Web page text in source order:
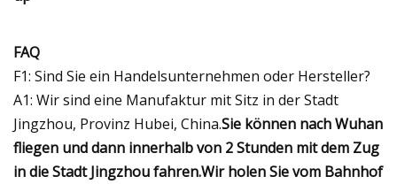
FAQ
F1: Sind Sie ein Handelsunternehmen oder Hersteller?
A1: Wir sind eine Manufaktur mit Sitz in der Stadt
Jingzhou, Provinz Hubei, China.Sie können nach Wuhan
fliegen und dann innerhalb von 2 Stunden mit dem Zug
in die Stadt Jingzhou fahren.Wir holen Sie vom Bahnhof